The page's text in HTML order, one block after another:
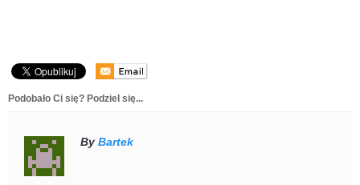
Podobało Ci się? Podziel się...
By Bartek